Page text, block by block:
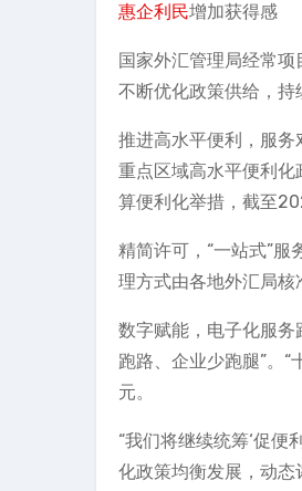
惠企利民增加获得感
国家外汇管理局经常项
不断优化政策供给，持
推进高水平便利，服
重点区域高水平便利
算便利化举措，截至
精简许可，“一站式”
理方式由各地外汇局核
数字赋能，电子化服务
跑路、企业少跑腿”。
元。
“我们将继续统筹‘促便
化政策均衡发展，动